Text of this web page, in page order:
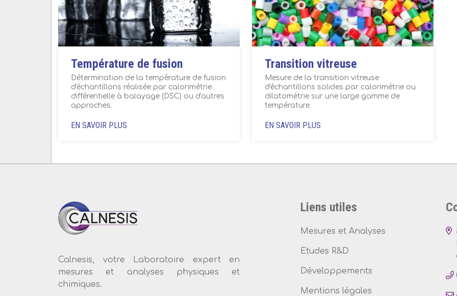
Température de fusion
Détermination de la température de fusion
d'échantillons réalisée par calorimétrie
différentielle à balayage (DSC) ou d'autres
approches.
EN SAVOIR PLUS
Transition vitreuse
Mesure de la transition vitreuse
d'échantillons solides par calorimétrie ou
dilatométrie sur une large gamme de
température.
EN SAVOIR PLUS
Calnesis, votre Laboratoire expert en
mesures et analyses physiques et
chimiques.
Liens utiles
Mesures et Analyses
Etudes R&D
Développements
Mentions légales